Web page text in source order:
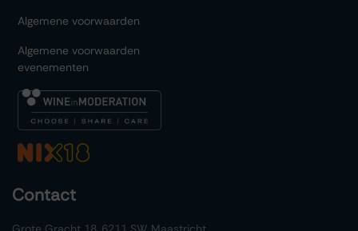
Algemene voorwaarden
Algemene voorwaarden
evenementen
Contact